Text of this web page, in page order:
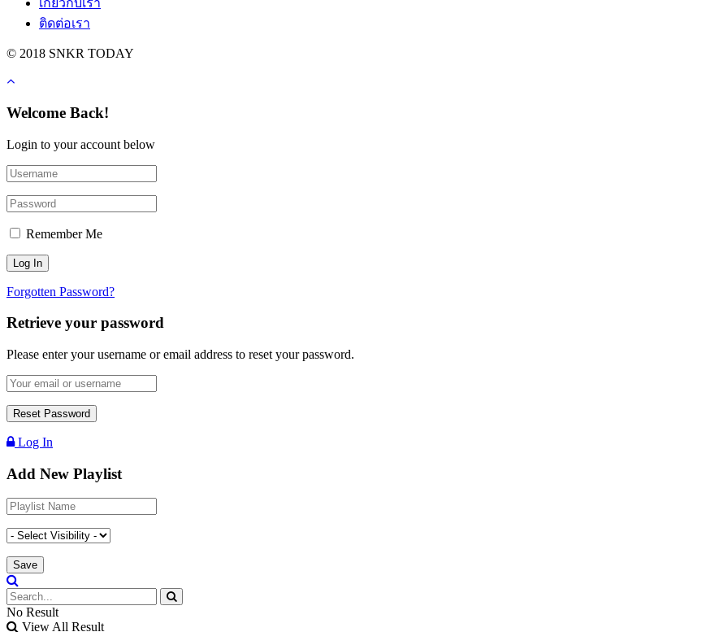
เกี่ยวกับเรา
ติดต่อเรา
© 2018 SNKR TODAY
Welcome Back!
Login to your account below
Remember Me
Forgotten Password?
Retrieve your password
Please enter your username or email address to reset your password.
Log In
Add New Playlist
No Result
View All Result